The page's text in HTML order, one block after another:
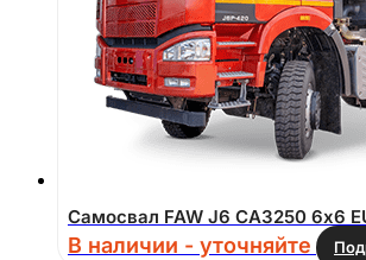
Самосвал FAW J6 CA3250 6х6
В наличии - уточняйте